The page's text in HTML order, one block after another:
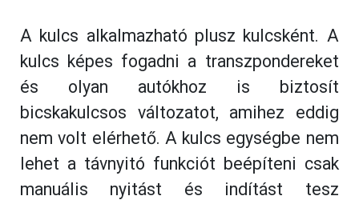
A kulcs alkalmazható plusz kulcsként. A
kulcs képes fogadni a transzpondereket
és olyan autókhoz is biztosít
bicskakulcsos változatot, amihez eddig
nem volt elérhető. A kulcs egységbe nem
lehet a távnyitó funkciót beépíteni csak
manuális nyitást és indítást tesz